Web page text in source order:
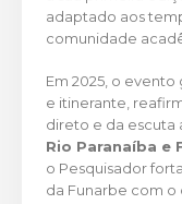
adaptado aos
comunidade
Em 2025, o
e itinerante,
direto e da escuta
Rio Paranaíba e
o Pesquisador
da Funarbe com